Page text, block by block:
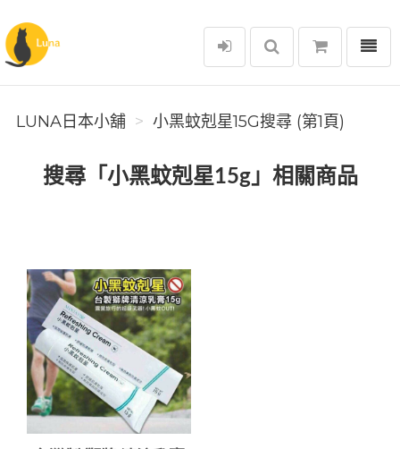
Luna日本小舖
選單
LUNA日本小舖 小黑蚊剋星15G搜尋 (第1頁)
搜尋「小黑蚊剋星15g」相關商品